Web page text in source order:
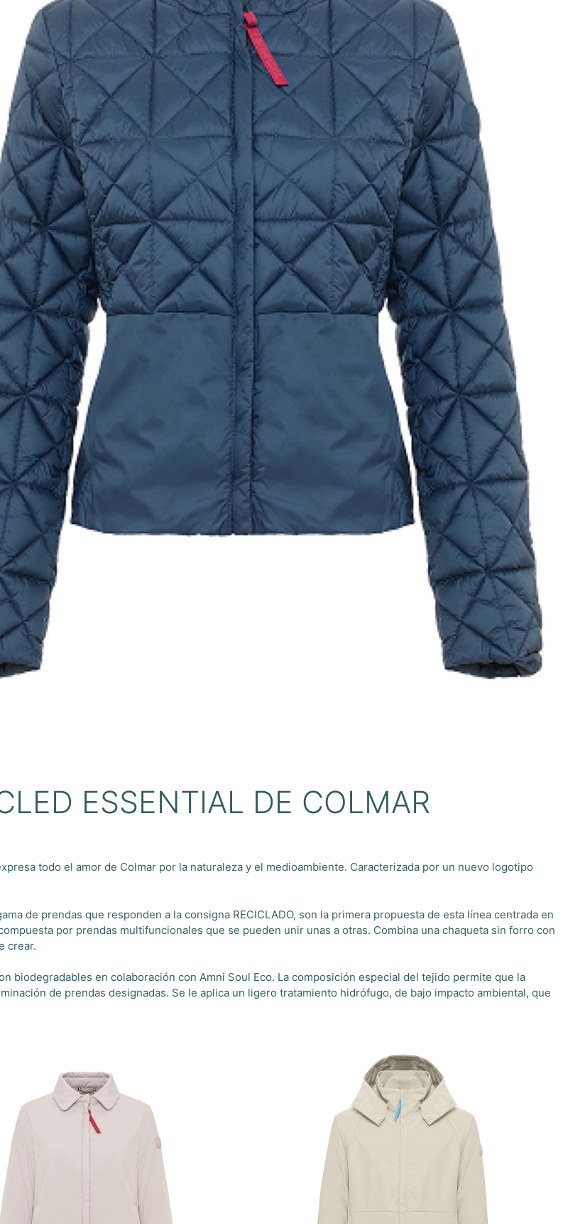
ESSENTIAL DE COLMAR
todo el amor de Colmar por la naturaleza y el medioambiente. Caracterizada por un nuevo logotipo
de prendas que responden a la consigna RECICLADO, son la primera propuesta de esta línea centrada en
por prendas multifuncionales que se pueden unir unas a otras. Combina una chaqueta sin forro con
crear.
biodegradables en colaboración con Amni Soul Eco. La composición especial del tejido permite que la
de prendas designadas. Se le aplica un ligero tratamiento hidrófugo, de bajo impacto ambiental, que